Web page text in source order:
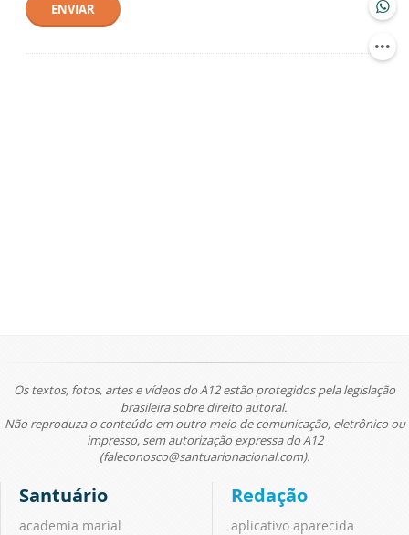
ENVIAR
Os textos, fotos, artes e vídeos do A12 estão protegidos pela legislação
brasileira sobre direito autoral.
Não reproduza o conteúdo em outro meio de comunicação, eletrônico ou
impresso, sem autorização expressa do A12
(faleconosco@santuarionacional.com).
Santuário
academia marial
Redação
aplicativo aparecida